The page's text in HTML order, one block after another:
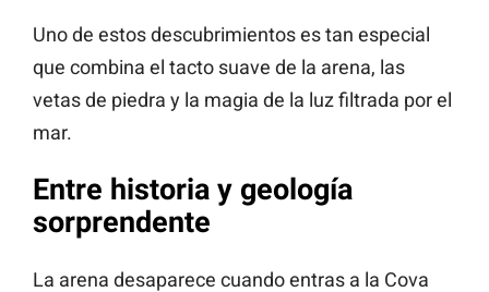
Uno de estos descubrimientos es tan especial
que combina el tacto suave de la arena, las
vetas de piedra y la magia de la luz filtrada por el
mar.
Entre historia y geología
sorprendente
La arena desaparece cuando entras a la Cova